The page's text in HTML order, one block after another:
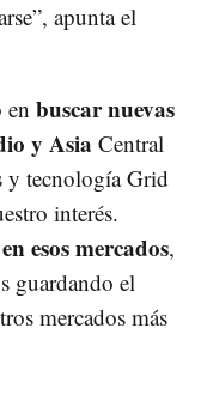
apunta el
en buscar nuevas
y Asia Central
y tecnología Grid
interés.
esos mercados,
guardando el
mercados más